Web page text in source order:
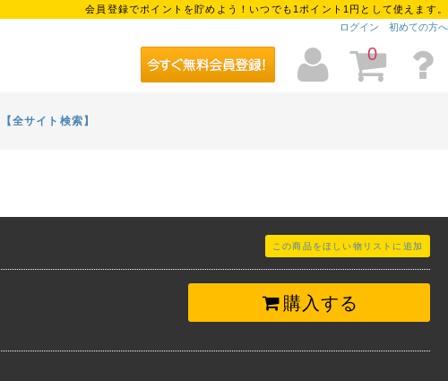
会員登録でポイントを貯めよう！いつでも1ポイント1円として使えます。
ログイン
初めての方へ
0
【全サイト検索】
この商品をほしい物リストに追加
購入する